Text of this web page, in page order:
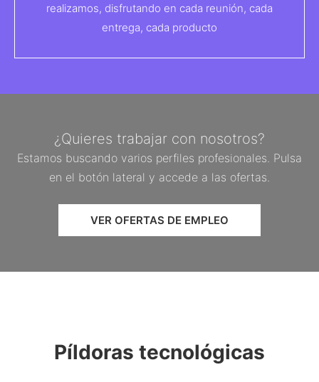
realizamos, disfrutando en cada reunión, cada
entrega, cada producto
¿Quieres trabajar con nosotros?
Estamos buscando varios perfiles profesionales. Pulsa
en el botón lateral y accede a las ofertas.
VER OFERTAS DE EMPLEO
Píldoras tecnológicas